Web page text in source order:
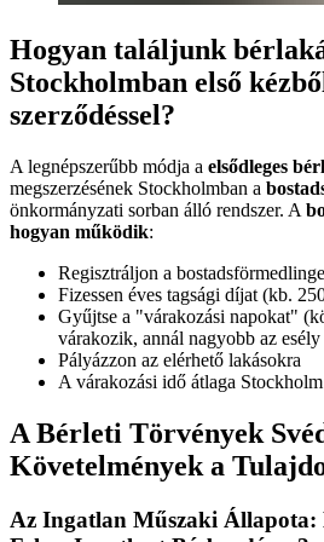
Hogyan találjunk
Stockholmban első
szerződéssel?
A legnépszerűbb módja a elsődleges
megszerzésének Stockholmban a
önkormányzati sorban álló rendszer. A
hogyan működik:
Regisztráljon a
Fizessen éves tagsági díjat (kb.
Gyűjtse a "várakozási napokat"
várakozik, annál nagyobb az esély
Pályázzon az elérhető lakásokra
A várakozási idő átlaga
A Bérleti Törvények
Követelmények a
Az Ingatlan Műszaki Állapota: